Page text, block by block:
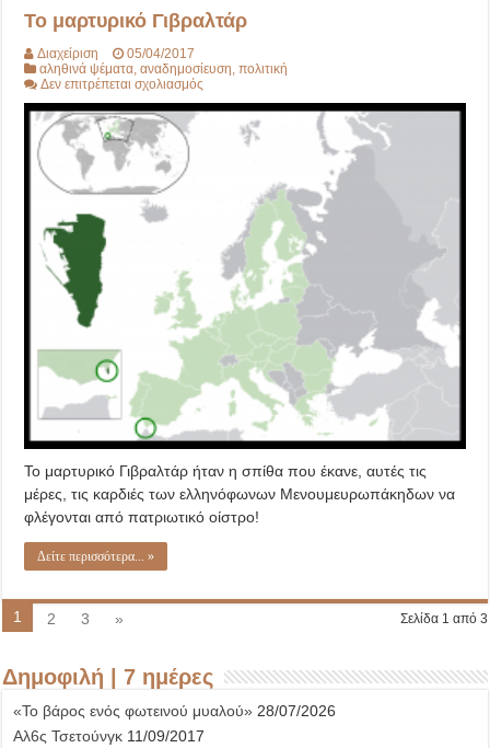
Το μαρτυρικό Γιβραλτάρ
Διαχείριση
05/04/2017
αληθινά ψέματα ,αναδημοσίευση ,πολιτική
Δεν επιτρέπεται σχολιασμός
μαρτυρικό
Γιβραλτάρ
Το μαρτυρικό Γιβραλτάρ ήταν η σπίθα που έκανε, αυτές τις
μέρες, τις καρδιές των ελληνόφωνων Μενουμευρωπάκηδων να
φλέγονται από πατριωτικό οίστρο!
Δείτε περισσότερα... »
Σελίδα 1 από 3
1 2 3 »
Δημοφιλή | 7 ημέρες
«Το βάρος ενός φωτεινού μυαλού» 28/07/2026
Αλ6ς Τσετούνγκ 11/09/2017